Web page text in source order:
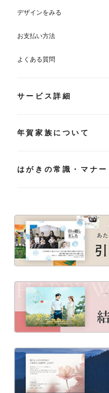
デザインをみる
お支払い方法
よくある質問
サービス詳細
年賀家族について
はがきの常識・マナー